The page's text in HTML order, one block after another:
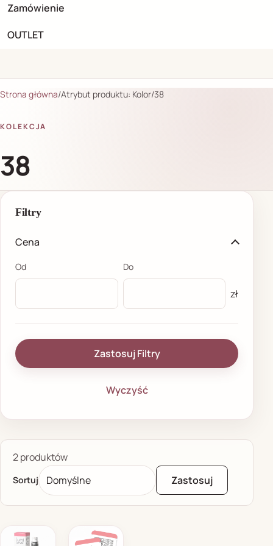
Zamówienie
OUTLET
Strona główna/Atrybut produktu: Kolor/38
KOLEKCJA
38
Filtry
Cena
Od Do
zł
Zastosuj Filtry
Wyczyść
2 produktów
Sortuj Zastosuj
Produkty